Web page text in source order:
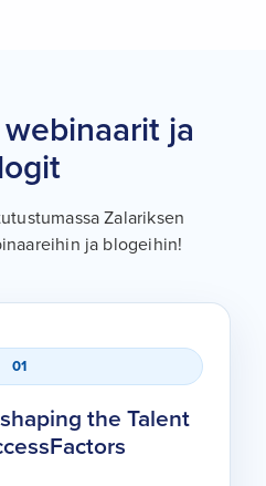
ja
Zalariksen
ja blogeihin!
01
the Talent